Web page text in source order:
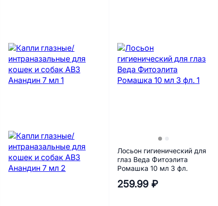
Лосьон гигиенический для
глаз Веда Фитоэлита
Ромашка 10 мл 3 фл.
259.99 ₽